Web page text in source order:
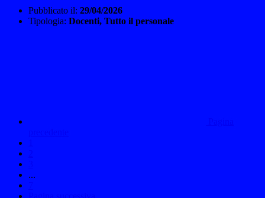
Pubblicato il: 29/04/2026
Tipologia: Docenti, Tutto il personale
...